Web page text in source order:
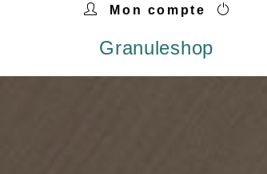
Mon compte
Granuleshop